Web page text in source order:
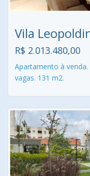
Vila
R$ 2.013.480,00
Apartamento à
vagas. 131 m2.